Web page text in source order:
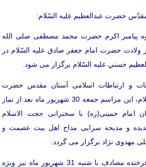
مقدّس حضرت عبدالعظیم علیه السّلام:
پيامبر اكرم حضرت محمد مصطفی صلی الله
ولادت حضرت امام جعفر صادق عليه السّلام در
حسني عليه السّلام برگزار می شود.
و ارتباطات اسلامی آستان مقدس حضرت
عبدالعظيم حسنی عليه السلام، این مراسم جمعه 30 شهریور ماه بعد از نماز
امام خمینی(ره) با سخنرانی حجت الاسلام
و مدیحه سرایی مداح اهل بيت عصمت و
مهدوی نژاد برگزار می گردد.
همچنین در روز این میلاد فرخنده مصادف با شنبه 31 شهریور ماه نیز ویژه